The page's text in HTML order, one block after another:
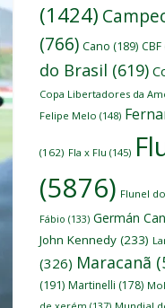
(1424)
(766) Cano (189) CBF
do Brasil (619)
Copa Libertadores da
Felipe Melo (148)
(162) Fla x Flu (145)
(5876) Flunel
Fábio (133) Germán
John Kennedy (233)
(326) Maracanã
(191) Martinelli (178)